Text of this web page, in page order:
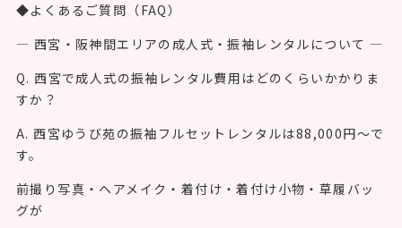
◆よくあるご質問（FAQ）
― 西宮・阪神間エリアの成人式・振袖レンタルについて ―
Q. 西宮で成人式の振袖レンタル費用はどのくらいかかりま
すか？
A. 西宮ゆうび苑の振袖フルセットレンタルは88,000円〜で
す。
前撮り写真・ヘアメイク・着付け・着付け小物・草履バッ
グが